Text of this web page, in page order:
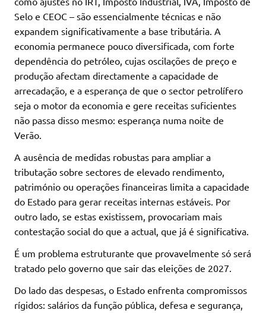
Selo e CEOC – são essencialmente técnicas e não
expandem significativamente a base tributária. A
economia permanece pouco diversificada, com forte
dependência do petróleo, cujas oscilações de preço e
produção afectam directamente a capacidade de
arrecadação, e a esperança de que o sector petrolífero
seja o motor da economia e gere receitas suficientes
não passa disso mesmo: esperança numa noite de
Verão.
A ausência de medidas robustas para ampliar a
tributação sobre sectores de elevado rendimento,
património ou operações financeiras limita a capacidade
do Estado para gerar receitas internas estáveis. Por
outro lado, se estas existissem, provocariam mais
contestação social do que a actual, que já é significativa.
É um problema estruturante que provavelmente só será
tratado pelo governo que sair das eleições de 2027.
Do lado das despesas, o Estado enfrenta compromissos
rígidos: salários da função pública, defesa e segurança,